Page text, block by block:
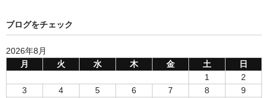
ブログをチェック
2026年8月
月
火 水 木 金 土 日
1
2
3
4 5 6 7 8
9